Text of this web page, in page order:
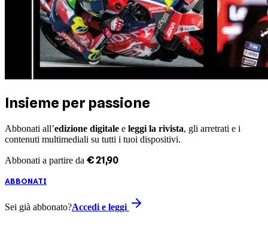
Insieme per passione
Abbonati all’edizione digitale e leggi la rivista, gli arretrati e i
contenuti multimediali su tutti i tuoi dispositivi.
Abbonati a partire da €21,90
ABBONATI
Sei già abbonato?Accedi e leggi